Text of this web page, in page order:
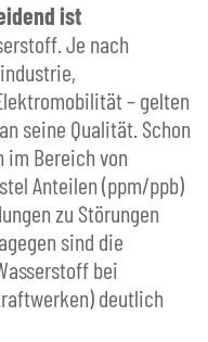
ist
Je nach
– gelten
seine Qualität. Schon
im Bereich von
Anteilen (ppm/ppb)
zu Störungen
sind die
bei
deutlich